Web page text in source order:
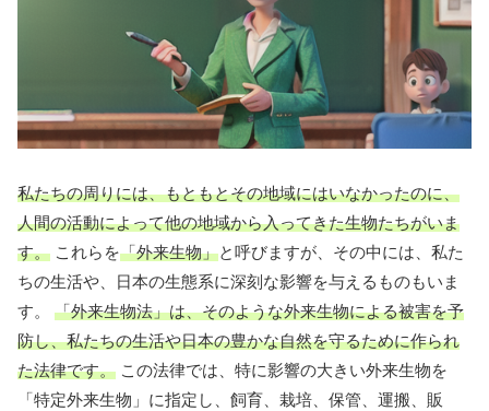
私たちの周りには、もともとその地域にはいなかったのに、
人間の活動によって他の地域から入ってきた生物たちがいま
す。 これらを「外来生物」と呼びますが、その中には、私た
ちの生活や、日本の生態系に深刻な影響を与えるものもいま
す。 「外来生物法」は、そのような外来生物による被害を予
防し、私たちの生活や日本の豊かな自然を守るために作られ
た法律です。 この法律では、特に影響の大きい外来生物を
「特定外来生物」に指定し、飼育、栽培、保管、運搬、販